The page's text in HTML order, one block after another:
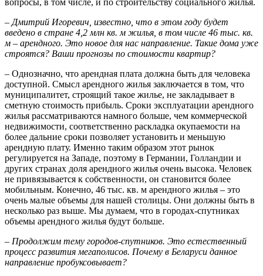
– Дмитрий Игоревич, известно, что в этом году будет
введено в стране 4,2 млн кв. м жилья, в том числе 46 тыс. кв.
м – арендного. Это новое для нас направление. Такие дома уже
строятся? Ваши прогнозы по стоимости квартир?
– Однозначно, что арендная плата должна быть для человека
доступной. Смысл арендного жилья заключается в том, что
муниципалитет, строящий такое жилье, не закладывает в
сметную стоимость прибыль. Сроки эксплуатации арендного
жилья рассматриваются намного больше, чем коммерческой
недвижимости, соответственно раскладка окупаемости на
более дальние сроки позволяет установить и меньшую
арендную плату. Именно таким образом этот рынок
регулируется на Западе, поэтому в Германии, Голландии и
других странах доля арендного жилья очень высока. Человек
не привязывается к собственности, он становится более
мобильным. Конечно, 46 тыс. кв. м арендного жилья – это
очень малые объемы для нашей столицы. Они должны быть в
несколько раз выше. Мы думаем, что в городах-спутниках
объемы арендного жилья будут больше.
– Продолжим тему городов-спутников. Это естественный
процесс развития мегаполисов. Почему в Беларуси данное
направление пробуксовывает?